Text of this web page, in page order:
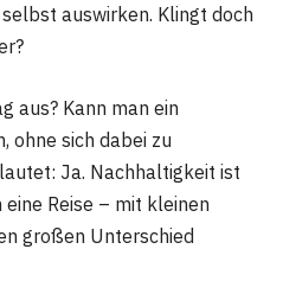
auswirken. Klingt doch
aus? Kann man ein
ohne sich dabei zu
Ja. Nachhaltigkeit ist
Reise – mit kleinen
großen Unterschied